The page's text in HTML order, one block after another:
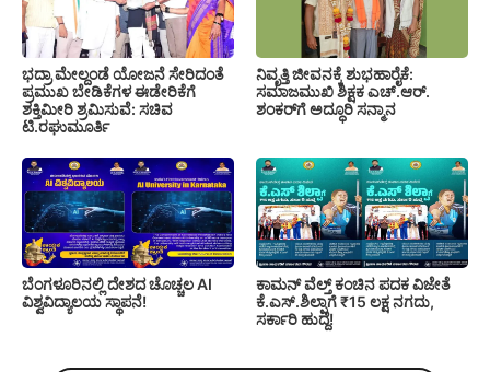
ಭದ್ರಾ ಮೇಲ್ದಂಡೆ ಯೋಜನೆ ಸೇರಿದಂತೆ
ಪ್ರಮುಖ ಬೇಡಿಕೆಗಳ ಈಡೇರಿಕೆಗೆ
ಶಕ್ತಿಮೀರಿ ಶ್ರಮಿಸುವೆ: ಸಚಿವ
ಟಿ.ರಘುಮೂರ್ತಿ
ನಿವೃತ್ತಿ ಜೀವನಕ್ಕೆ ಶುಭಹಾರೈಕೆ:
ಸಮಾಜಮುಖಿ ಶಿಕ್ಷಕ ಎಚ್.ಆರ್.
ಶಂಕರ್‌ಗೆ ಅದ್ಧೂರಿ ಸನ್ಮಾನ
ಬೆಂಗಳೂರಿನಲ್ಲಿ ದೇಶದ ಚೊಚ್ಚಲ AI
ವಿಶ್ವವಿದ್ಯಾಲಯ ಸ್ಥಾಪನೆ!
ಕಾಮನ್ ವೆಲ್ತ್ ಕಂಚಿನ ಪದಕ ವಿಜೇತೆ
ಕೆ.ಎಸ್.ಶಿಲ್ಪಾಗೆ ₹15 ಲಕ್ಷ ನಗದು,
ಸರ್ಕಾರಿ ಹುದ್ದೆ!